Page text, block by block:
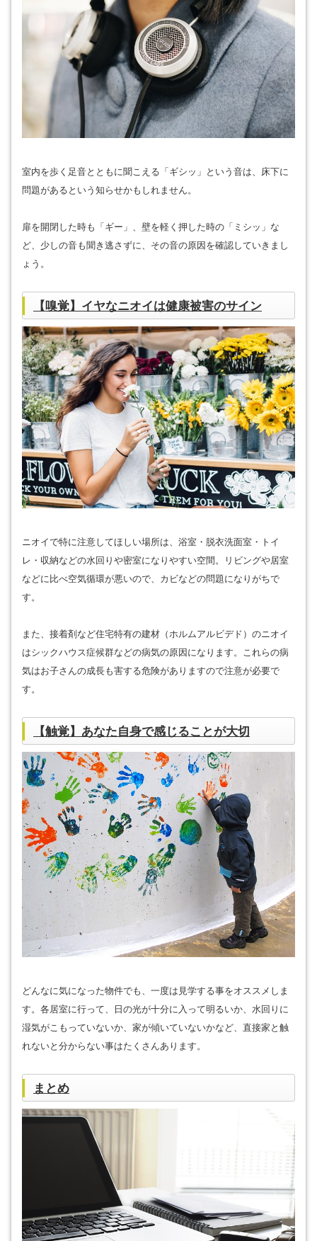
室内を歩く足音とともに聞こえる「ギシッ」という音は、床下に
問題があるという知らせかもしれません。
扉を開閉した時も「ギー」、壁を軽く押した時の「ミシッ」な
ど、少しの音も聞き逃さずに、その音の原因を確認していきまし
ょう。
【嗅覚】イヤなニオイは健康被害のサイン
ニオイで特に注意してほしい場所は、浴室・脱衣洗面室・トイ
レ・収納などの水回りや密室になりやすい空間。リビングや居室
などに比べ空気循環が悪いので、カビなどの問題になりがちで
す。
また、接着剤など住宅特有の建材（ホルムアルビデド）のニオイ
はシックハウス症候群などの病気の原因になります。これらの病
気はお子さんの成長も害する危険がありますので注意が必要で
す。
【触覚】あなた自身で感じることが大切
どんなに気になった物件でも、一度は見学する事をオススメしま
す。各居室に行って、日の光が十分に入って明るいか、水回りに
湿気がこもっていないか、家が傾いていないかなど、直接家と触
れないと分からない事はたくさんあります。
まとめ